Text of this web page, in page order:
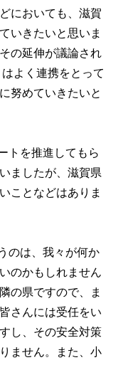
においても、滋賀
いきたいと思いま
の延伸が議論され
よく連携をとって
努めていきたいと
トを推進してもら
ましたが、滋賀県
ことなどはありま
のは、我々が何か
のかもしれません
の県ですので、ま
さんには受任をい
し、その安全対策
ません。また、小